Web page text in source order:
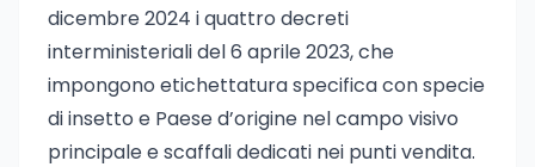
dicembre 2024 i quattro decreti
interministeriali del 6 aprile 2023, che
impongono etichettatura specifica con specie
di insetto e Paese d’origine nel campo visivo
principale e scaffali dedicati nei punti vendita.